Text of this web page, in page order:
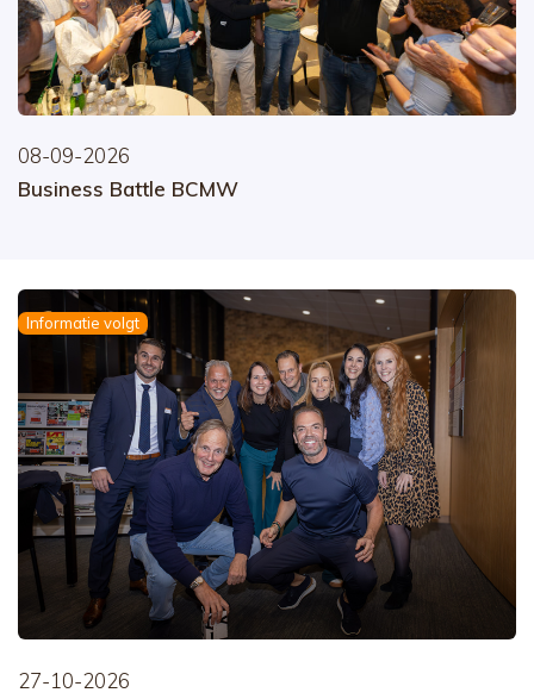
08-09-2026
Business Battle BCMW
Informatie volgt
27-10-2026